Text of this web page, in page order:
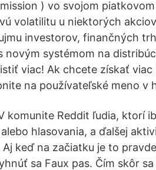
) vo svojom
volatilitu u niektorých
investorov, finančných
novým systémom na
viac! Ak chcete získať
na používateľské meno v
komunite Reddit ľudia, ktorí
hlasovania, a ďalšej
Aj keď na začiatku je to
sa Faux pas. Čím skôr